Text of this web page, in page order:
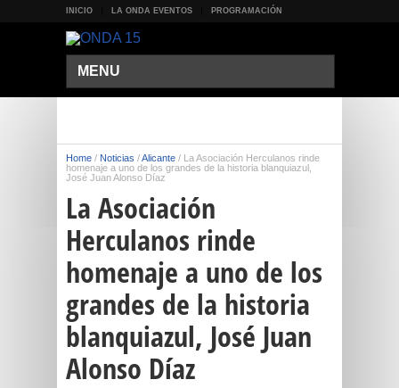
INICIO LA ONDA EVENTOS PROGRAMACIÓN
MENU
Home / Noticias /Alicante / La Asociación Herculanos rinde
homenaje a uno de los grandes de la historia blanquiazul,
José Juan Alonso Díaz
La Asociación
Herculanos rinde
homenaje a uno de los
grandes de la historia
blanquiazul, José Juan
Alonso Díaz